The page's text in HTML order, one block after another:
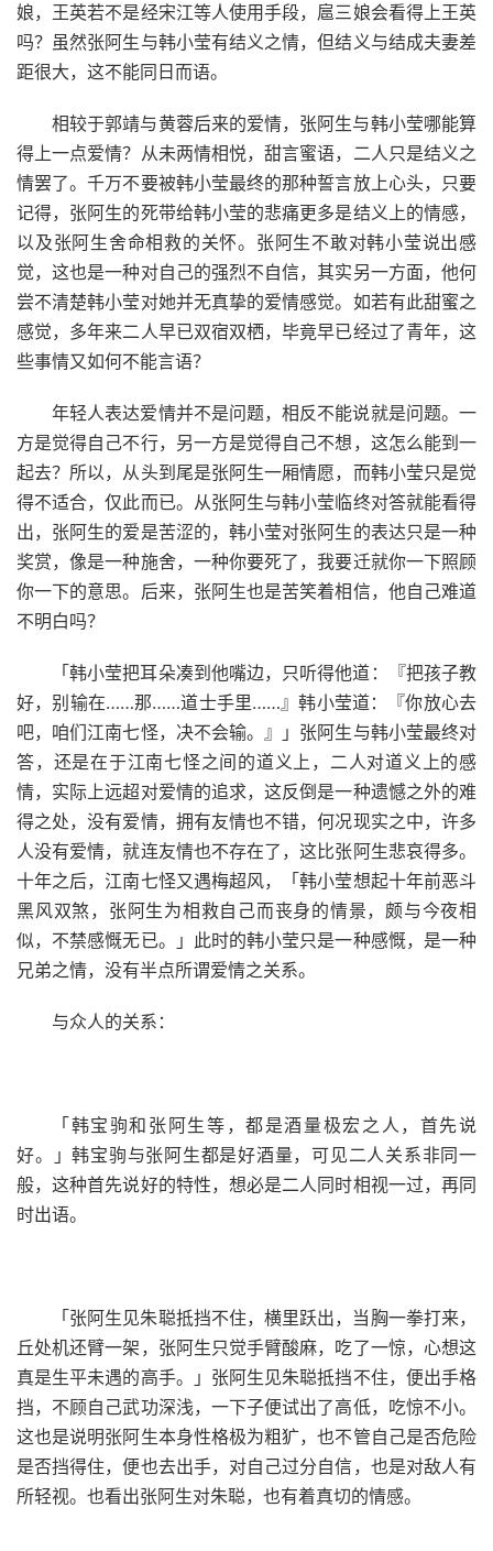
娘，王英若不是经宋江等人使用手段，扈三娘会看得上王英
吗？虽然张阿生与韩小莹有结义之情，但结义与结成夫妻差
距很大，这不能同日而语。
相较于郭靖与黄蓉后来的爱情，张阿生与韩小莹哪能算
得上一点爱情？从未两情相悦，甜言蜜语，二人只是结义之
情罢了。千万不要被韩小莹最终的那种誓言放上心头，只要
记得，张阿生的死带给韩小莹的悲痛更多是结义上的情感，
以及张阿生舍命相救的关怀。张阿生不敢对韩小莹说出感
觉，这也是一种对自己的强烈不自信，其实另一方面，他何
尝不清楚韩小莹对她并无真挚的爱情感觉。如若有此甜蜜之
感觉，多年来二人早已双宿双栖，毕竟早已经过了青年，这
些事情又如何不能言语？
年轻人表达爱情并不是问题，相反不能说就是问题。一
方是觉得自己不行，另一方是觉得自己不想，这怎么能到一
起去？所以，从头到尾是张阿生一厢情愿，而韩小莹只是觉
得不适合，仅此而已。从张阿生与韩小莹临终对答就能看得
出，张阿生的爱是苦涩的，韩小莹对张阿生的表达只是一种
奖赏，像是一种施舍，一种你要死了，我要迁就你一下照顾
你一下的意思。后来，张阿生也是苦笑着相信，他自己难道
不明白吗？
「韩小莹把耳朵凑到他嘴边，只听得他道：『把孩子教
好，别输在……那……道士手里……』韩小莹道：『你放心去
吧，咱们江南七怪，决不会输。』」张阿生与韩小莹最终对
答，还是在于江南七怪之间的道义上，二人对道义上的感
情，实际上远超对爱情的追求，这反倒是一种遗憾之外的难
得之处，没有爱情，拥有友情也不错，何况现实之中，许多
人没有爱情，就连友情也不存在了，这比张阿生悲哀得多。
十年之后，江南七怪又遇梅超风，「韩小莹想起十年前恶斗
黑风双煞，张阿生为相救自己而丧身的情景，颇与今夜相
似，不禁感慨无已。」此时的韩小莹只是一种感慨，是一种
兄弟之情，没有半点所谓爱情之关系。
与众人的关系：
「韩宝驹和张阿生等，都是酒量极宏之人，首先说
好。」韩宝驹与张阿生都是好酒量，可见二人关系非同一
般，这种首先说好的特性，想必是二人同时相视一过，再同
时出语。
「张阿生见朱聪抵挡不住，横里跃出，当胸一拳打来，
丘处机还臂一架，张阿生只觉手臂酸麻，吃了一惊，心想这
真是生平未遇的高手。」张阿生见朱聪抵挡不住，便出手格
挡，不顾自己武功深浅，一下子便试出了高低，吃惊不小。
这也是说明张阿生本身性格极为粗犷，也不管自己是否危险
是否挡得住，便也去出手，对自己过分自信，也是对敌人有
所轻视。也看出张阿生对朱聪，也有着真切的情感。